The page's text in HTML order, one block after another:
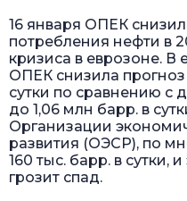
16 января ОПЕК
потребления нефти в
кризиса в еврозоне.
ОПЕК снизила прогноз
сутки по сравнению с
до 1,06 млн барр. в
Организации
развития (ОЭСР), по
160 тыс. барр. в сутки,
грозит спад.